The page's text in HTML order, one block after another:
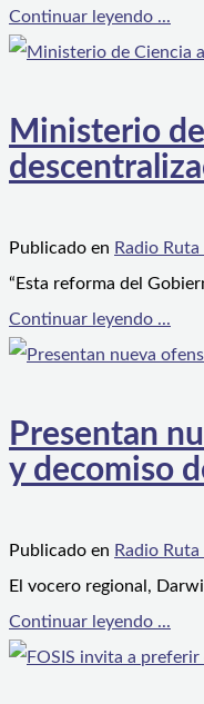
Continuar leyendo ...
Ministerio
Publicado en Radio
“Esta reforma del
Continuar leyendo ...
Presentan
y decomiso
Publicado en Radio
El vocero regional,
Continuar leyendo ...